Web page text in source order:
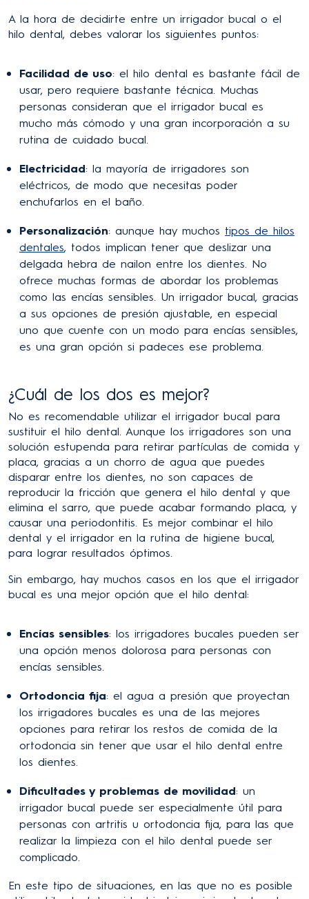
A la hora de decidirte entre un irrigador bucal o el
hilo dental, debes valorar los siguientes puntos:
Facilidad de uso: el hilo dental es bastante fácil de
usar, pero requiere bastante técnica. Muchas
personas consideran que el irrigador bucal es
mucho más cómodo y una gran incorporación a su
rutina de cuidado bucal.
Electricidad: la mayoría de irrigadores son
eléctricos, de modo que necesitas poder
enchufarlos en el baño.
Personalización: aunque hay muchos tipos de hilos
dentales, todos implican tener que deslizar una
delgada hebra de nailon entre los dientes. No
ofrece muchas formas de abordar los problemas
como las encías sensibles. Un irrigador bucal, gracias
a sus opciones de presión ajustable, en especial
uno que cuente con un modo para encías sensibles,
es una gran opción si padeces ese problema.
¿Cuál de los dos es mejor?
No es recomendable utilizar el irrigador bucal para
sustituir el hilo dental. Aunque los irrigadores son una
solución estupenda para retirar partículas de comida y
placa, gracias a un chorro de agua que puedes
disparar entre los dientes, no son capaces de
reproducir la fricción que genera el hilo dental y que
elimina el sarro, que puede acabar formando placa, y
causar una periodontitis. Es mejor combinar el hilo
dental y el irrigador en la rutina de higiene bucal,
para lograr resultados óptimos.
Sin embargo, hay muchos casos en los que el irrigador
bucal es una mejor opción que el hilo dental:
Encías sensibles: los irrigadores bucales pueden ser
una opción menos dolorosa para personas con
encías sensibles.
Ortodoncia fija: el agua a presión que proyectan
los irrigadores bucales es una de las mejores
opciones para retirar los restos de comida de la
ortodoncia sin tener que usar el hilo dental entre
los dientes.
Dificultades y problemas de movilidad: un
irrigador bucal puede ser especialmente útil para
personas con artritis u ortodoncia fija, para las que
realizar la limpieza con el hilo dental puede ser
complicado.
En este tipo de situaciones, en las que no es posible